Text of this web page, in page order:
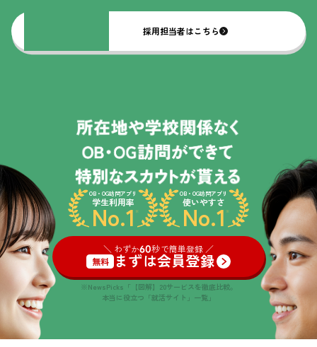
採用担当者はこちら
OB・OG訪問アプリ
学生利用率
No.1 ※
OB・OG訪問アプリ
使いやすさ
No.1 ※
＼ わずか60秒で簡単登録 ／
無料
まずは会員登録
※NewsPicks「【図解】20サービスを徹底比較。
本当に役立つ「就活サイト」一覧」